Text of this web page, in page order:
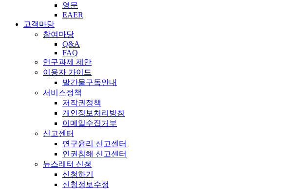
영문
EAER
고객마당
참여마당
Q&A
FAQ
연구과제 제안
이용자 가이드
발간물구독안내
서비스정책
저작권정책
개인정보처리방침
이메일수집거부
신고센터
연구윤리 신고센터
인권침해 신고센터
뉴스레터 신청
신청하기
신청정보수정